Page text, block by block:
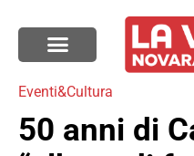
Eventi&Cultura
50 anni di